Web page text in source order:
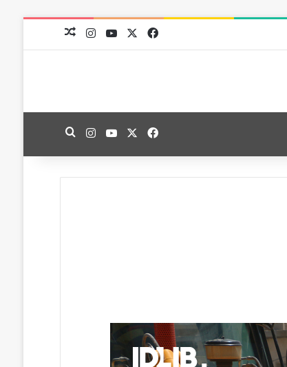
فيسبوك
‫X
‫YouTubeانستقراممقال عشوائي
فيسبوك
‫X
‫YouTubeانستقرامبحث عن